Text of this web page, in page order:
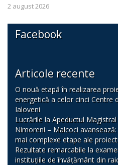
2 august 2026
Facebook
Articole recente
O nouă etapă în realizarea
energetică a celor cinci Centre
Ialoveni
Lucrările la Apeductul
Nimoreni – Malcoci
mai complexe etape ale
Rezultate remarcabile la
instituțiile de învățământ din